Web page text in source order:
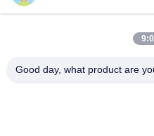
Good day, what product are